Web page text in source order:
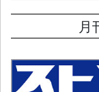
月